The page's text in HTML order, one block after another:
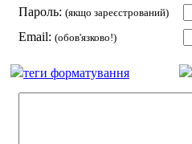
Пароль: (якщо зареєстрований)
Email: (обов'язково!)
теги форматування